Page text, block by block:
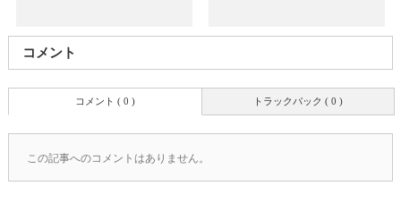
コメント
トラックバック ( 0 )
コメント ( 0 )
この記事へのコメントはありません。